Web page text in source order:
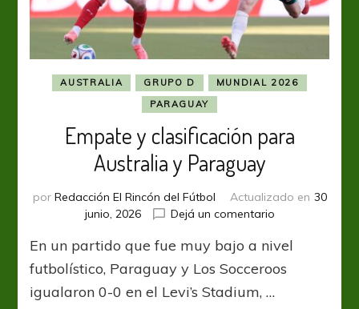
AUSTRALIA GRUPO D
MUNDIAL 2026
PARAGUAY
Empate y clasificación para
Australia y Paraguay
por Redacción El Rincón del Fútbol Actualizado en 30
junio, 2026
Dejá un comentarioen
y
Australia
En un partido que fue muy bajo a nivel
futbolístico, Paraguay y Los Socceroos
igualaron 0-0 en el Levi’s Stadium, …